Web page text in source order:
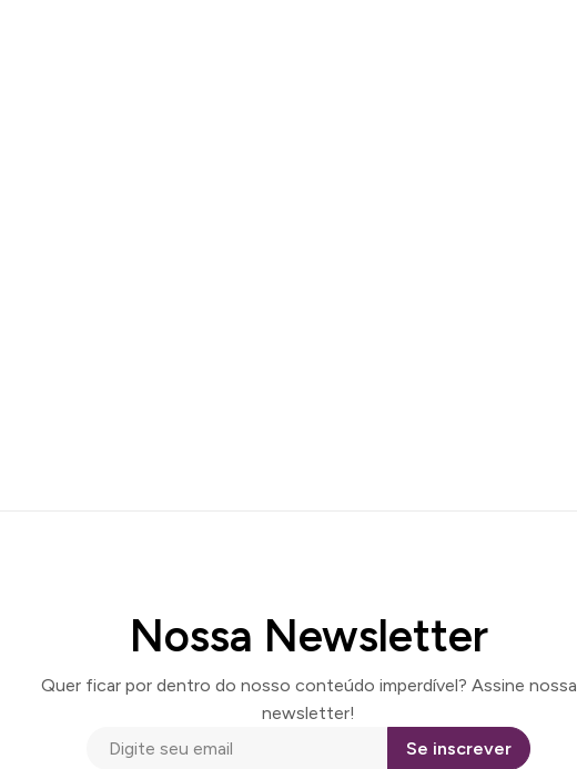
Nossa Newsletter
Quer ficar por dentro do nosso conteúdo imperdível? Assine nossa
newsletter!
Se inscrever